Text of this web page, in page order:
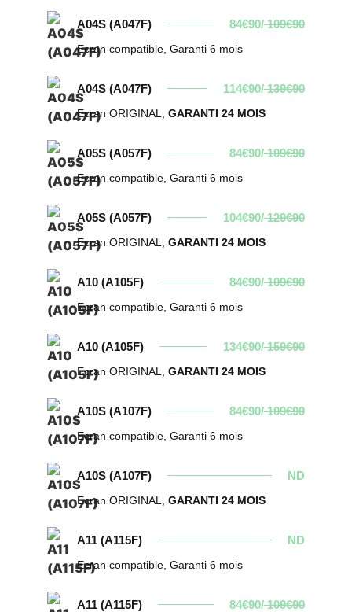
A04S (A047F) 84€90/109€90
Ecran compatible, Garanti 6 mois
A04S (A047F) 114€90/139€90
Ecran ORIGINAL,GARANTI 24 MOIS
A05S (A057F) 84€90/109€90
Ecran compatible, Garanti 6 mois
A05S (A057F) 104€90/129€90
Ecran ORIGINAL,GARANTI 24 MOIS
A10 (A105F) 84€90/109€90
Ecran compatible, Garanti 6 mois
A10 (A105F) 134€90/159€90
Ecran ORIGINAL,GARANTI 24 MOIS
A10S (A107F) 84€90/109€90
Ecran compatible, Garanti 6 mois
A10S (A107F) ND
Ecran ORIGINAL,GARANTI 24 MOIS
A11 (A115F) ND
Ecran compatible, Garanti 6 mois
A11 (A115F) 84€90/109€90